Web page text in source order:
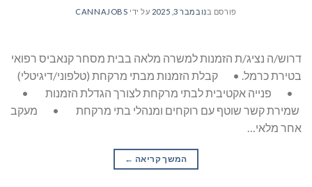
פורסם בנובמבר 3, 2025 על ידי CANNAJOBS
דרוש/ה נציג/ת הזמנות למשרה מלאה בבית מסחר קנאביס רפואי
בטירת כרמל. • קבלת הזמנות מבתי מרקחת (טלפוני/דיגיטלי)
• פנייה אקטיבית לבתי מרקחת לצורך הגדלת הזמנות •
שמירת קשר שוטף עם רוקחים ומנהלי בתי מרקחת • מעקב
אחר מלאי…
המשך קריאה →